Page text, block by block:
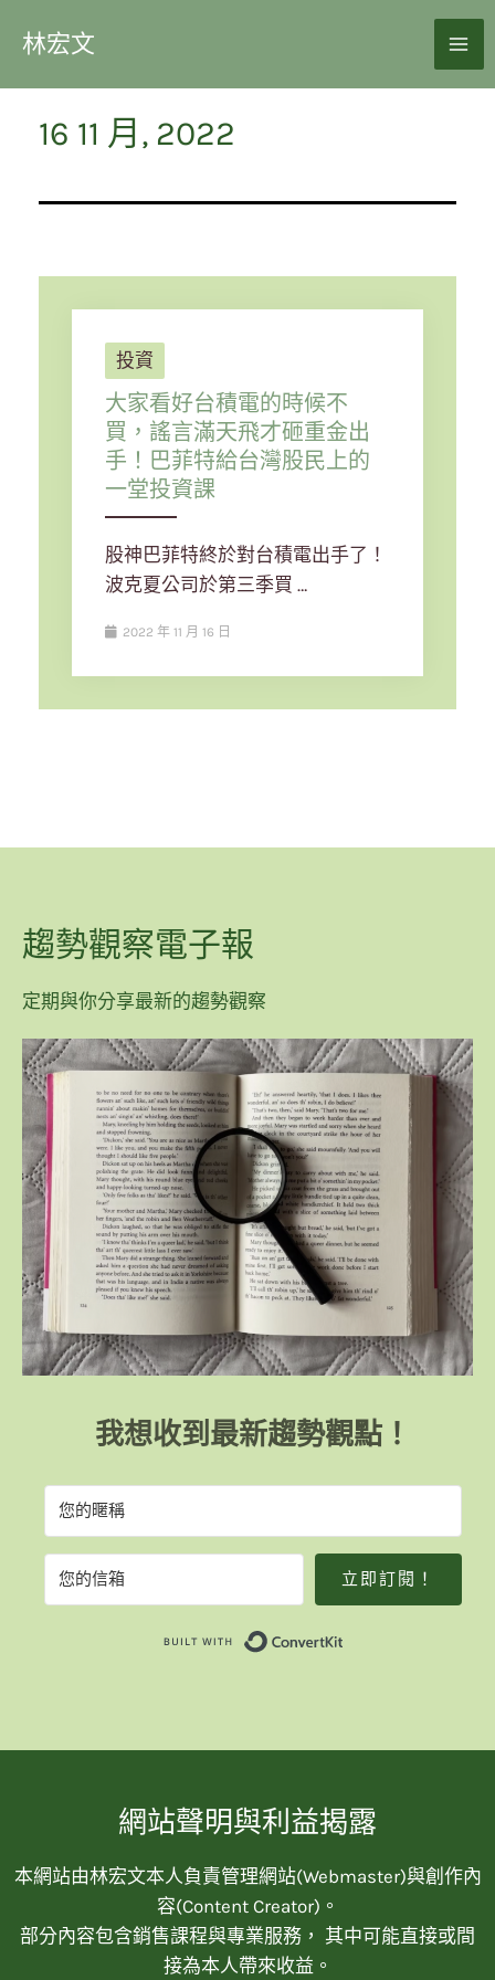
林宏文
16 11 月, 2022
投資
大家看好台積電的時候不
買，謠言滿天飛才砸重金出
手！巴菲特給台灣股民上的
一堂投資課
股神巴菲特終於對台積電出手了！
波克夏公司於第三季買 …
2022 年 11 月 16 日
趨勢觀察電子報
定期與你分享最新的趨勢觀察
我想收到最新趨勢觀點！
立即訂閱！
網站聲明與利益揭露
本網站由林宏文本人負責管理網站(Webmaster)與創作內
容(Content Creator)。
部分內容包含銷售課程與專業服務， 其中可能直接或間
接為本人帶來收益。